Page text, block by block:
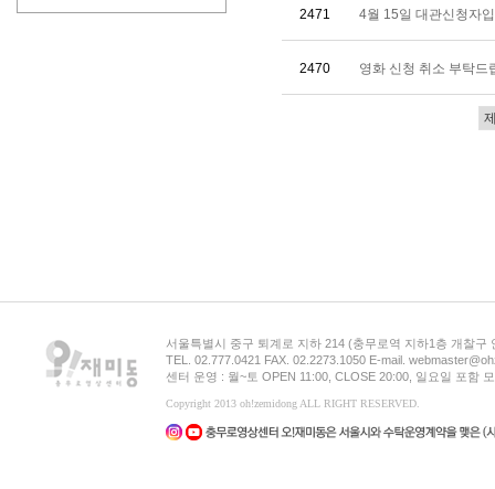
2471 4월 15일 대관신청자
2470 영화 신청 취소 부탁
서울특별시 중구 퇴계로 지하 214 (충무로역 지하1층 개찰구
TEL. 02.777.0421 FAX. 02.2273.1050 E-mail.
센터 운영 : 월~토 OPEN 11:00, CLOSE 20:00, 일요일 포함
Copyright 2013 oh!zemidong ALL RIGHT RESERVED.